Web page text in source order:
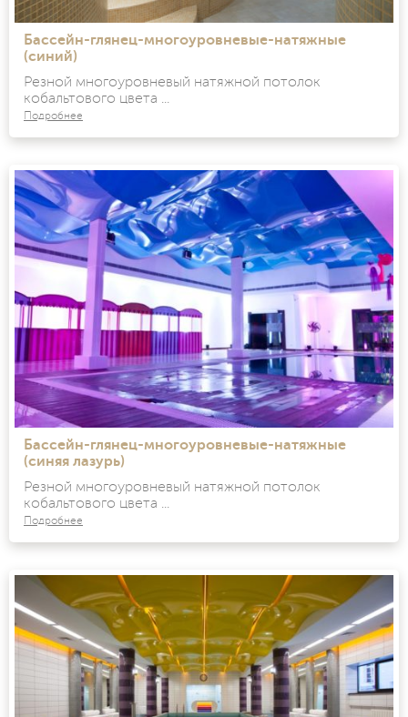
Бассейн-глянец-многоуровневые-натяжные
(синий)
Резной многоуровневый натяжной потолок
кобальтового цвета ...
Подробнее
Бассейн-глянец-многоуровневые-натяжные
(синяя лазурь)
Резной многоуровневый натяжной потолок
кобальтового цвета ...
Подробнее